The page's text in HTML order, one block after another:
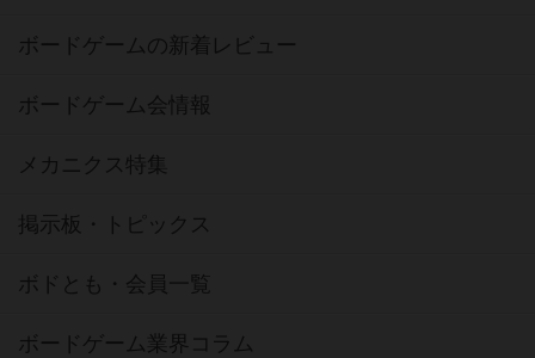
ボードゲームの新着レビュー
ボードゲーム会情報
メカニクス特集
掲示板・トピックス
ボドとも・会員一覧
ボードゲーム業界コラム